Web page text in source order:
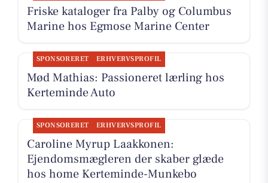
Friske kataloger fra Palby og Columbus
Marine hos Egmose Marine Center
SPONSORERET ERHVERVSPROFIL
Mød Mathias: Passioneret lærling hos
Kerteminde Auto
SPONSORERET ERHVERVSPROFIL
Caroline Myrup Laakkonen:
Ejendomsmægleren der skaber glæde
hos home Kerteminde-Munkebo